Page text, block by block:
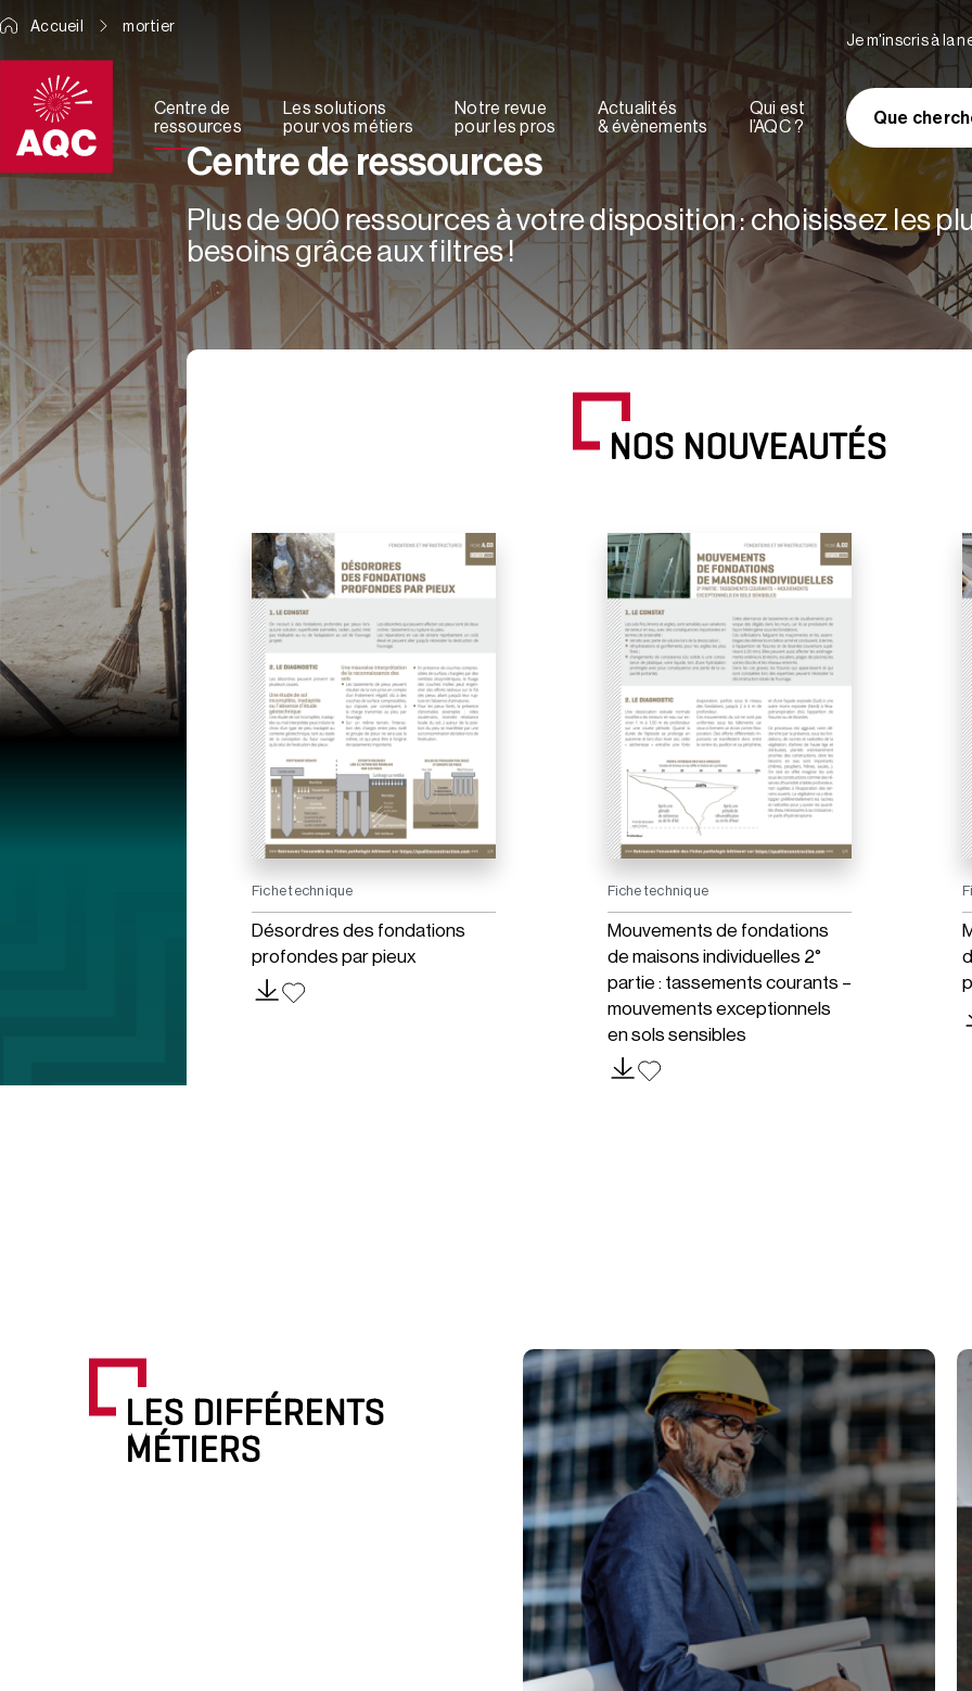
Centre de
ressources
Les solutions
pour vos métiers
Notre revue
pour les pros
Actualités
& évènements
Qui est
l’AQC ?
Je m'inscris à la
Que
Accueil mortier
Centre de ressources
Plus de 900 ressources à votre disposition : choisissez les
besoins grâce aux filtres !
NOS NOUVEAUTÉS
Fiche technique
Désordres des fondations
profondes par pieux
Fiche technique
Mouvements de fondations
de maisons individuelles 2°
partie : tassements courants –
mouvements exceptionnels
en sols sensibles
LES DIFFÉRENTS
MÉTIERS